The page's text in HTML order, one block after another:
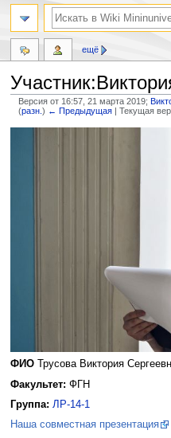
Версия от 16:57, 21 марта 2019;
(разн.) ← Предыдущая | Текущая
ФИОТрусова Виктория
Факультет: ФГН
Группа: ЛР-14-1
Наша совместная презентация
ещё